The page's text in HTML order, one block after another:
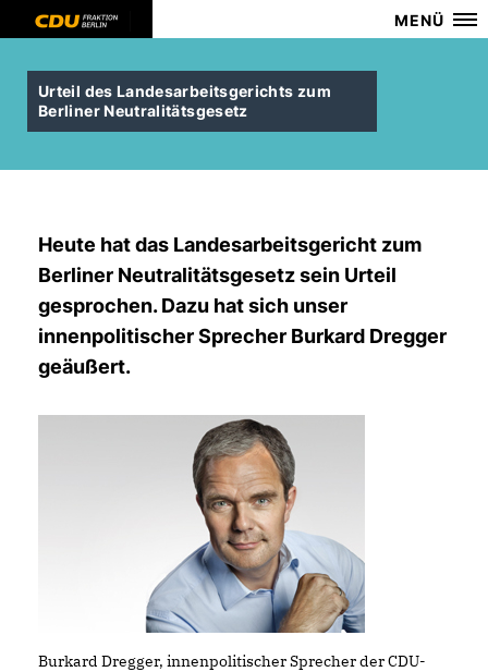
MENÜ
Urteil des Landesarbeitsgerichts zum
Berliner Neutralitätsgesetz
Heute hat das Landesarbeitsgericht zum
Berliner Neutralitätsgesetz sein Urteil
gesprochen. Dazu hat sich unser
innenpolitischer Sprecher Burkard Dregger
geäußert.
Burkard Dregger, innenpolitischer Sprecher der CDU-